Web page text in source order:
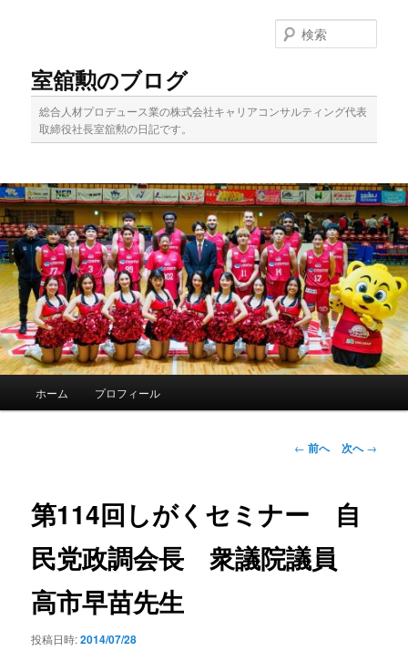
移
動
室舘勲のブログ
総合人材プロデュース業の株式会社キャリアコンサルティング代表
取締役社長室舘勲の日記です。
索
ホーム プロフィール
投
ゲ
シ
← 前へ 次へ→
第114回しがくセミナー 自
民党政調会長 衆議院議員
高市早苗先生
投稿日時:2014/07/28